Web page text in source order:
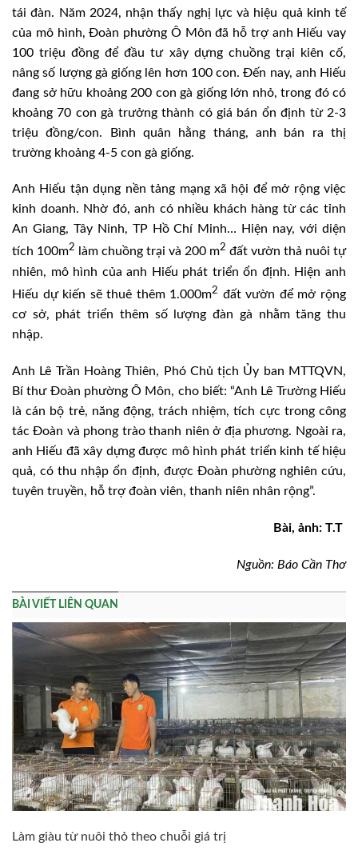
tái đàn. Năm 2024, nhận thấy nghị lực và hiệu quả kinh tế
của mô hình, Đoàn phường Ô Môn đã hỗ trợ anh Hiếu vay
100 triệu đồng để đầu tư xây dựng chuồng trại kiên cố,
nâng số lượng gà giống lên hơn 100 con. Đến nay, anh Hiếu
đang sở hữu khoảng 200 con gà giống lớn nhỏ, trong đó có
khoảng 70 con gà trưởng thành có giá bán ổn định từ 2-3
triệu đồng/con. Bình quân hằng tháng, anh bán ra thị
trường khoảng 4-5 con gà giống.
Anh Hiếu tận dụng nền tảng mạng xã hội để mở rộng việc
kinh doanh. Nhờ đó, anh có nhiều khách hàng từ các tỉnh
An Giang, Tây Ninh, TP Hồ Chí Minh… Hiện nay, với diện
tích 100m2 làm chuồng trại và 200 m2 đất vườn thả nuôi tự
nhiên, mô hình của anh Hiếu phát triển ổn định. Hiện anh
Hiếu dự kiến sẽ thuê thêm 1.000m2 đất vườn để mở rộng
cơ sở, phát triển thêm số lượng đàn gà nhằm tăng thu
nhập.
Anh Lê Trần Hoàng Thiên, Phó Chủ tịch Ủy ban MTTQVN,
Bí thư Đoàn phường Ô Môn, cho biết: “Anh Lê Trường Hiếu
là cán bộ trẻ, năng động, trách nhiệm, tích cực trong công
tác Đoàn và phong trào thanh niên ở địa phương. Ngoài ra,
anh Hiếu đã xây dựng được mô hình phát triển kinh tế hiệu
quả, có thu nhập ổn định, được Đoàn phường nghiên cứu,
tuyên truyền, hỗ trợ đoàn viên, thanh niên nhân rộng”.
Bài, ảnh: T.T
Nguồn: Báo Cần Thơ
BÀI VIẾT LIÊN QUAN
Làm giàu từ nuôi thỏ theo chuỗi giá trị